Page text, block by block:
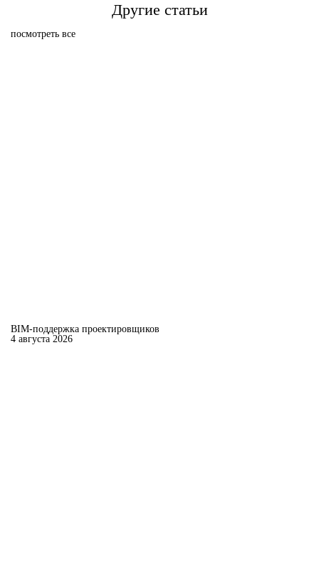
Другие статьи
посмотреть все
BIM-поддержка проектировщиков
4 августа 2026